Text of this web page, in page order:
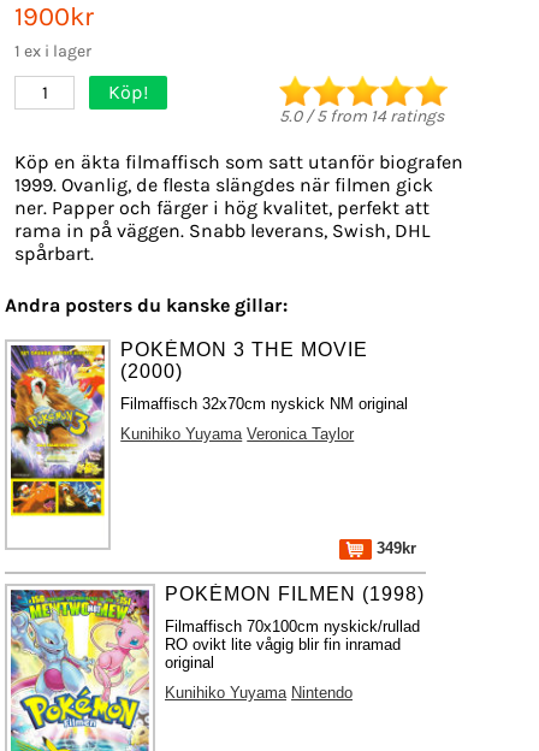
1900kr
1 ex i lager
1 Köp!
5.0/5from 14 ratings
Köp en äkta filmaffisch som satt utanför biografen
1999. Ovanlig, de flesta slängdes när filmen gick
ner. Papper och färger i hög kvalitet, perfekt att
rama in på väggen. Snabb leverans, Swish, DHL
spårbart.
Andra posters du kanske gillar:
POKÉMON 3 THE MOVIE
(2000)
Filmaffisch 32x70cm nyskick NM original
Kunihiko Yuyama Veronica Taylor
349kr
POKÉMON FILMEN (1998)
Filmaffisch 70x100cm nyskick/rullad
RO ovikt lite vågig blir fin inramad
original
Kunihiko Yuyama Nintendo